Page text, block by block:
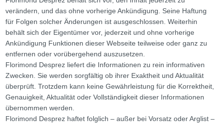
verändern, und das ohne vorherige Ankündigung. Seine Haftung
für Folgen solcher Änderungen ist ausgeschlossen. Weiterhin
behält sich der Eigentümer vor, jederzeit und ohne vorherige
Ankündigung Funktionen dieser Webseite teilweise oder ganz zu
entfernen oder vorübergehend auszusetzen.
Florimond Desprez liefert die Informationen zu rein informativen
Zwecken. Sie werden sorgfältig ob ihrer Exaktheit und Aktualität
überprüft. Trotzdem kann keine Gewährleistung für die Korrektheit,
Genauigkeit, Aktualität oder Vollständigkeit dieser Informationen
übernommen werden.
Florimond Desprez haftet folglich – außer bei Vorsatz oder Arglist –